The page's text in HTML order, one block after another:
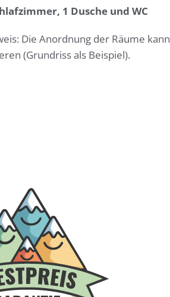
1 Dusche und WC
Die Anordnung der Räume kann
(Grundriss als Beispiel).